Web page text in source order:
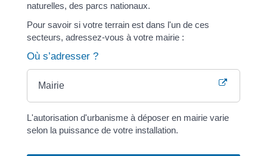
naturelles, des parcs nationaux.
Pour savoir si votre terrain est dans l'un de ces
secteurs, adressez-vous à votre mairie :
Où s’adresser ?
Mairie
L'autorisation d'urbanisme à déposer en mairie varie
selon la puissance de votre installation.